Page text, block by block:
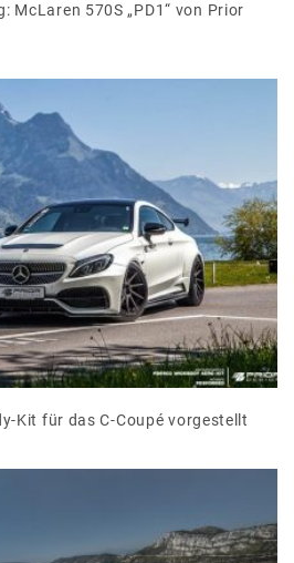
McLaren 570S „PD1“ von Prior
Kit für das C-Coupé vorgestellt